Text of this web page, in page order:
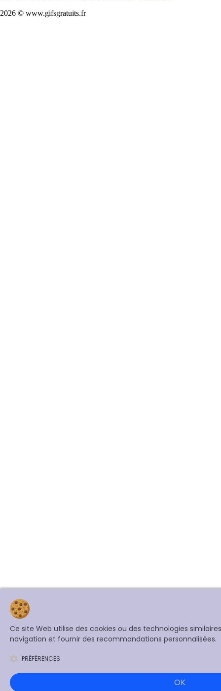
2026 © www.gifsgratuits.fr
Ce site Web utilise des cookies ou des technologies
navigation et fournir des recommandations personnalisées.
PRÉFÉRENCES
OK